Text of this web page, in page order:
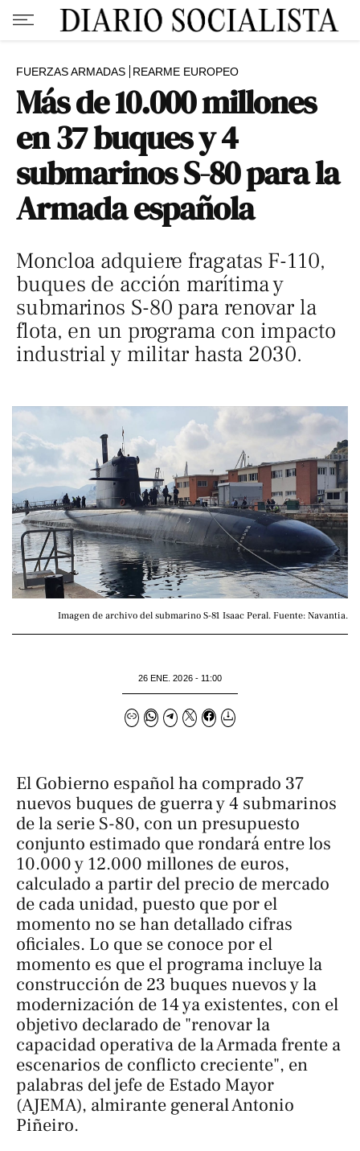
FUERZAS ARMADAS REARME EUROPEO
Más de 10.000 millones
en 37 buques y 4
submarinos S-80 para la
Armada española
Moncloa adquiere fragatas F-110,
buques de acción marítima y
submarinos S-80 para renovar la
flota, en un programa con impacto
industrial y militar hasta 2030.
Imagen de archivo del submarino S-81 Isaac Peral. Fuente: Navantia.
26 ENE. 2026 - 11:00
El Gobierno español ha comprado 37
nuevos buques de guerra y 4 submarinos
de la serie S-80, con un presupuesto
conjunto estimado que rondará entre los
10.000 y 12.000 millones de euros,
calculado a partir del precio de mercado
de cada unidad, puesto que por el
momento no se han detallado cifras
oficiales. Lo que se conoce por el
momento es que el programa incluye la
construcción de 23 buques nuevos y la
modernización de 14 ya existentes, con el
objetivo declarado de "renovar la
capacidad operativa de la Armada frente a
escenarios de conflicto creciente", en
palabras del jefe de Estado Mayor
(AJEMA), almirante general Antonio
Piñeiro.